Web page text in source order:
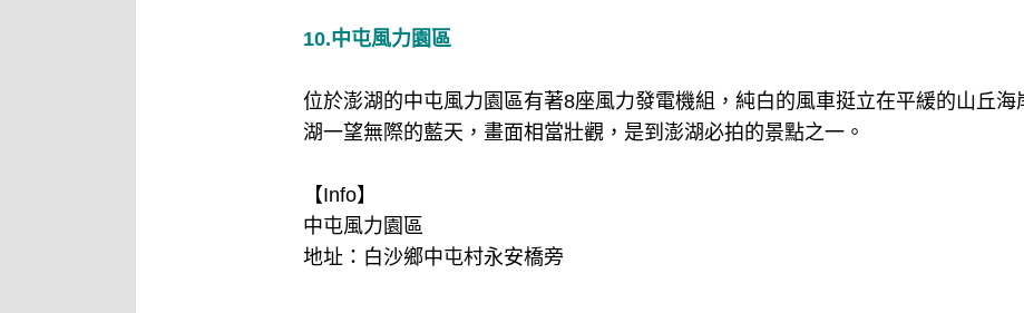
10.中屯風力園區
位於澎湖的中屯風力園區有著8座風力發電機組，純白的風車挺立在平緩的山丘海
湖一望無際的藍天，畫面相當壯觀，是到澎湖必拍的景點之一。
【Info】
中屯風力園區
地址：白沙鄉中屯村永安橋旁